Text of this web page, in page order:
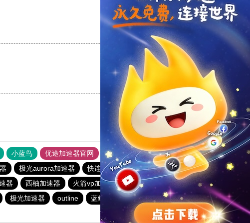
反对
反对[0]
小蓝鸟 优途加速器官网 风驰加速器 旋风加速器
八戒看书
极光aurora加速器 快连加速器app BitzNet加速器
outline
器 西柚加速器 火箭vp加速器官网 闪电猫加速器
outline
极光加速器 outline 蓝鲸加速器 飞狗加速器
雷霆加器速